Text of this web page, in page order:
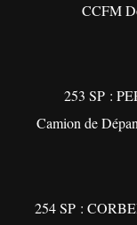
CCFM
253 SP :
Camion de
254 SP :